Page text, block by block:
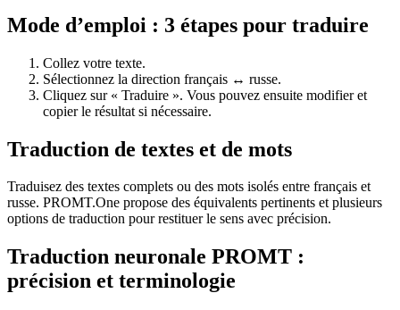
Mode d’emploi : 3 étapes pour traduire
Collez votre texte.
Sélectionnez la direction français ↔ russe.
Cliquez sur « Traduire ». Vous pouvez ensuite modifier et
copier le résultat si nécessaire.
Traduction de textes et de mots
Traduisez des textes complets ou des mots isolés entre français et
russe. PROMT.One propose des équivalents pertinents et plusieurs
options de traduction pour restituer le sens avec précision.
Traduction neuronale PROMT :
précision et terminologie